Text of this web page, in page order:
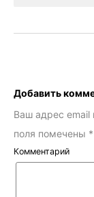
Добавить
Ваш адрес email
поля помечены *
Комментарий